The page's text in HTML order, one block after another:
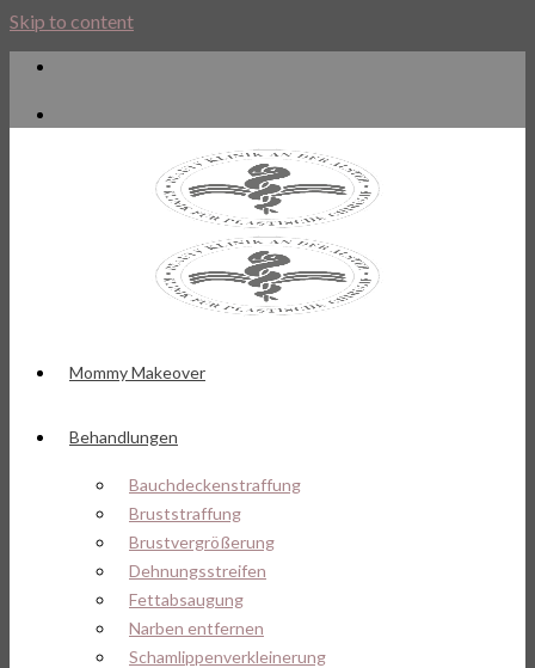
Skip to content
Mommy Makeover
Behandlungen
Bauchdeckenstraffung
Bruststraffung
Brustvergrößerung
Dehnungsstreifen
Fettabsaugung
Narben entfernen
Schamlippenverkleinerung